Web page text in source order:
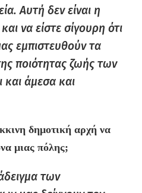
Αυτή δεν είναι η
να είστε σίγουρη ότι
εμπιστευθούν τα
ποιότητας ζωής των
και άμεσα και
δημοτική αρχή να
μιας πόλης;
των